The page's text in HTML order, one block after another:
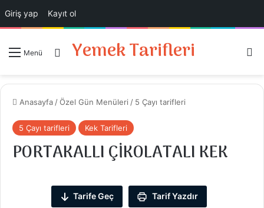
Giriş yap Kayıt ol
Menü Giriş Yap
Yemek Tarifleri
Anasayfa /Özel Gün Menüleri / 5 Çayı tarifleri
5 Çayı tarifleri Kek Tarifleri
PORTAKALLI ÇİKOLATALI KEK
Tarife Geç Tarif Yazdır